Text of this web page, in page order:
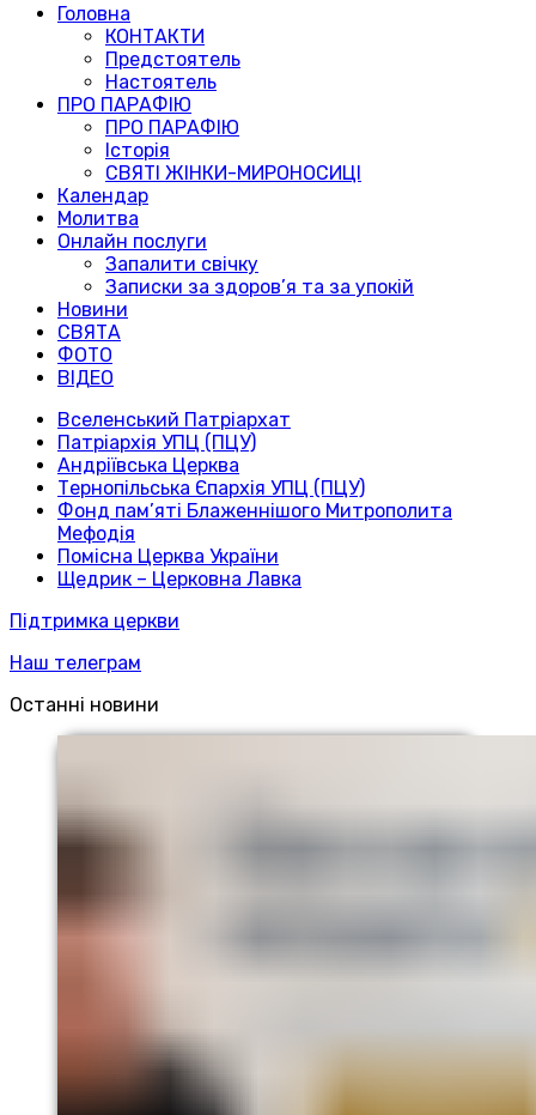
Головна
КОНТАКТИ
Предстоятель
Настоятель
ПРО ПАРАФІЮ
ПРО ПАРАФІЮ
Історія
СВЯТІ ЖІНКИ-МИРОНОСИЦІ
Календар
Молитва
Онлайн послуги
Запалити свічку
Записки за здоров’я та за упокій
Новини
СВЯТА
ФОТО
ВІДЕО
Вселенський Патріархат
Патріархія УПЦ (ПЦУ)
Андріївська Церква
Тернопільська Єпархія УПЦ (ПЦУ)
Фонд пам’яті Блаженнішого Митрополита
Мефодія
Помісна Церква України
Щедрик – Церковна Лавка
Підтримка церкви
Наш телеграм
Останні новини